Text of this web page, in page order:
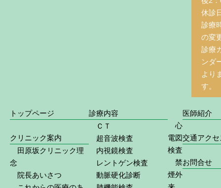
休診
診療
の変
診療
ンダ
より
す。
トップページ
クリニック案内
田原坂クリニック理
念
院長あいさつ
診療内容
ＣＴ
超音波検査
内視鏡検査
レントゲン検査
動脈硬化診断
心
電図
検査
禁
煙外
医師紹介
交通アクセ
お問合せ